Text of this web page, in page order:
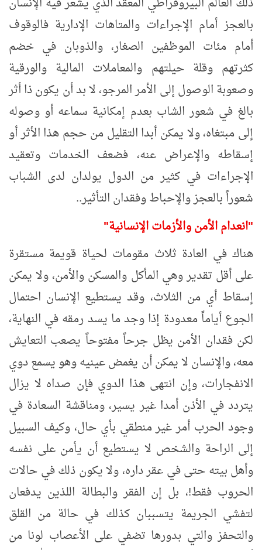
بالعجز أمام الإجراءات والمتاهات الإدارية فالوقوف
أمام مئات الموظفين الصغار، والذوبان في خضم
كثرتهم وقلة حيلتهم والمعاملات المالية والورقية
وصعوبة الوصول إلى الأمر المرجو، لا بد أن يكون ذا أثر
بالغ في شعور الشاب بعدم إمكانية سماعه أو وصوله
إلى مبتغاه، ولا يمكن أبدا التقليل من حجم هذا الأثر أو
إسقاطه والإعراض عنه، فضعف الخدمات وتعقيد
الإجراءات في كثير من الدول يولدان لدى الشباب
شعوراً بالعجز والإحباط وفقدان التأثير..
"انعدام الأمن والأزمات الإنسانية"
هناك في العادة ثلاث مقومات لحياة قويمة مستقرة
على أقل تقدير وهي المأكل والمسكن والأمن، ولا يمكن
إسقاط أي من الثلاث، وقد يستطيع الإنسان احتمال
الجوع أياماً معدودة إذا وجد ما يسد رمقه في النهاية،
لكن فقدان الأمن يظل جرحاً مفتوحاً يصعب التعايش
معه، والإنسان لا يمكن أن يغمض عينيه وهو يسمع دوي
الانفجارات، وإن انتهى هذا الدوي فإن صداه لا يزال
يتردد في الأذن أمدا غير يسير، ومناقشة السعادة في
وجود الحرب أمر غير منطقي بأي حال، وكيف السبيل
إلى الراحة والشخص لا يستطيع أن يأمن على نفسه
وأهل بيته حتى في عقر داره، ولا يكون ذلك في حالات
الحروب فقط!، بل إن الفقر والبطالة اللذين يدفعان
لتفشي الجريمة يتسببان كذلك في حالة من القلق
والتحفز والتي بدورها تضفي على الأعصاب لونا من